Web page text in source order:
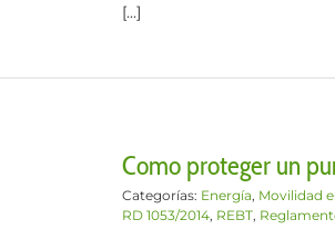
[...]
Como proteger un
Categorías: Energía, Movilidad
RD 1053/2014, REBT,